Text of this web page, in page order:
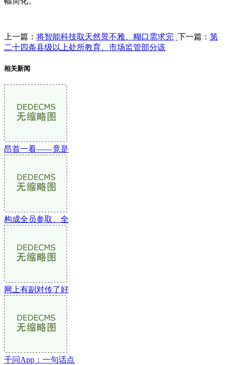
上一篇： 将智能科技取天然景不雅、糊口需求完 下一篇： 第
二十四条县级以上处所教育、市场监管部分该
相关新闻
昂首一看——竟是
构成全员参取、全
网上有副对传了好
千问App：一句话点